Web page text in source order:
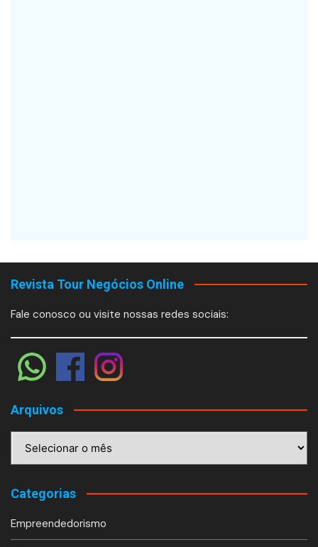
Revista Tour Negócios Online
Fale conosco ou visite nossas redes sociais:
Arquivos
Categorias
Empreendedorismo